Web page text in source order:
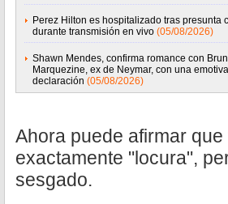
Perez Hilton es hospitalizado tras presunta
durante transmisión en vivo (05/08/2026)
Shawn Mendes, confirma romance con
Marquezine, ex de Neymar, con una emotiva
declaración (05/08/2026)
Ahora puede afirmar
exactamente "locura",
sesgado.